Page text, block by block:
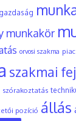
munkakör
orvosi szakma piac
szakmai
szórakoztatás
pozíció állás